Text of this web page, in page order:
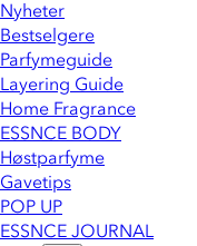
Nyheter
Bestselgere
Parfymeguide
Layering Guide
Home Fragrance
ESSNCE BODY
Høstparfyme
Gavetips
POP UP
ESSNCE JOURNAL